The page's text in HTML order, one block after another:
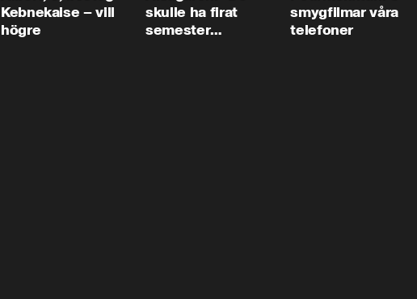
Kebnekaise – vill
högre
skulle ha firat
semester
smygfilmar våra
telefoner